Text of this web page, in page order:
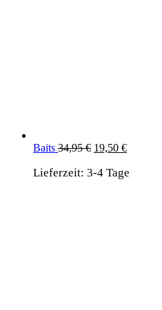
Baits 34,95€ Ursprünglicher
war:
19,50 €Aktueller
ist:
Lieferzeit: 3-4 Tage